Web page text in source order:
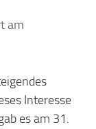
am
Interesse
es am 31.